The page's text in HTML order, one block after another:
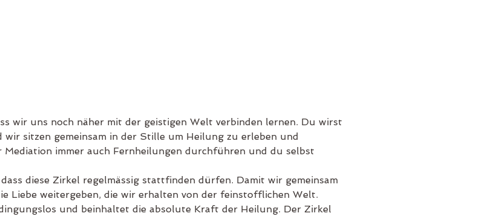
wir uns noch näher mit der geistigen Welt verbinden lernen. Du wirst
sitzen gemeinsam in der Stille um Heilung zu erleben und
Mediation immer auch Fernheilungen durchführen und du selbst
diese Zirkel regelmässig stattfinden dürfen. Damit wir gemeinsam
Liebe weitergeben, die wir erhalten von der feinstofflichen Welt.
und beinhaltet die absolute Kraft der Heilung. Der Zirkel